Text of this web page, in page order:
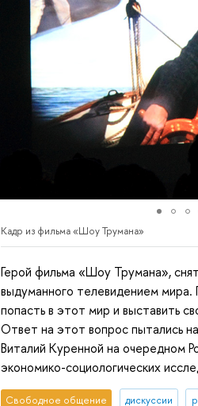
Кадр из фильма «Шоу Трумана»
Герой фильма «Шоу Трумана»,
выдуманного телевидением
попасть в этот мир и выставить
Ответ на этот вопрос пытались
Виталий Куренной на очередном
экономико-социологических
Свободное общение дискуссии